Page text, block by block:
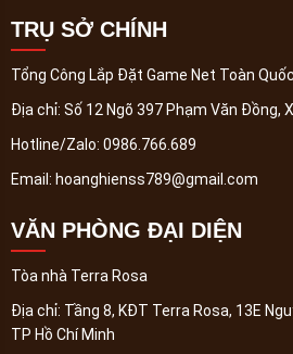
TRỤ SỞ CHÍNH
Tổng Công Lắp Đặt Game Net Toàn
Địa chỉ: Số 12 Ngõ 397 Phạm Văn Đồng,
Hotline/Zalo: 0986.766.689
Email: hoanghienss789@gmail.com
VĂN PHÒNG ĐẠI DIỆN
Tòa nhà Terra Rosa
Địa chỉ: Tầng 8, KĐT Terra Rosa, 13E
TP Hồ Chí Minh